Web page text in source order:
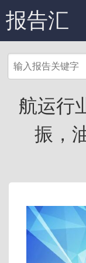
报告汇
航运行
振，